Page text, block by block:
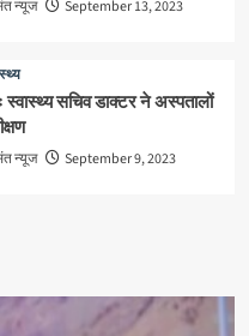
न्यूज
September 13, 2023
सचिव डाक्टर ने अस्पतालों
न्यूज
September 9, 2023